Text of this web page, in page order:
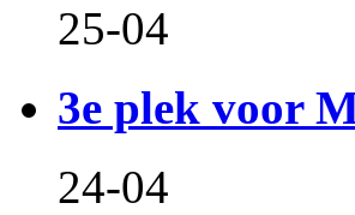
25-04
3e plek voor
24-04